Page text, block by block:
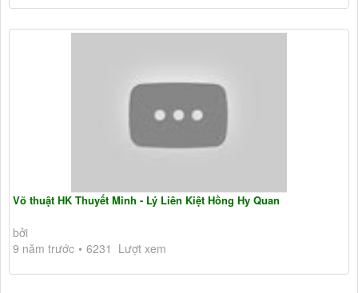
Võ thuật HK Thuyết Minh - Lý Liên Kiệt Hồng Hy Quan
bởi
9 năm trước
6231 Lượt xem